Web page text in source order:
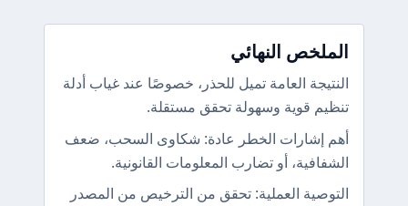
الملخص النهائي
النتيجة العامة تميل للحذر، خصوصًا عند غياب أدلة
تنظيم قوية وسهولة تحقق مستقلة.
أهم إشارات الخطر عادة: شكاوى السحب، ضعف
الشفافية، أو تضارب المعلومات القانونية.
التوصية العملية: تحقق من الترخيص من المصدر